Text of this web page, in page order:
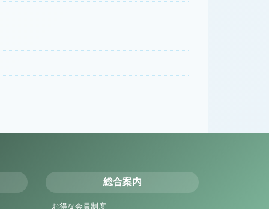
総合案内
お得な会員制度